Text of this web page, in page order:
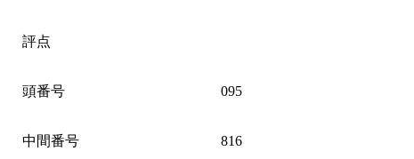
評点
頭番号 095
中間番号 816